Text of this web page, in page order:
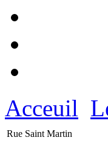
Acceuil
Rue Saint Martin